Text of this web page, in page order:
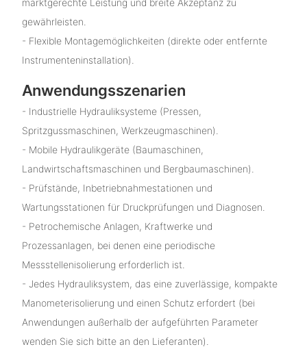
marktgerechte Leistung und breite Akzeptanz zu
gewährleisten.
- Flexible Montagemöglichkeiten (direkte oder entfernte
Instrumenteninstallation).
Anwendungsszenarien
- Industrielle Hydrauliksysteme (Pressen,
Spritzgussmaschinen, Werkzeugmaschinen).
- Mobile Hydraulikgeräte (Baumaschinen,
Landwirtschaftsmaschinen und Bergbaumaschinen).
- Prüfstände, Inbetriebnahmestationen und
Wartungsstationen für Druckprüfungen und Diagnosen.
- Petrochemische Anlagen, Kraftwerke und
Prozessanlagen, bei denen eine periodische
Messstellenisolierung erforderlich ist.
- Jedes Hydrauliksystem, das eine zuverlässige, kompakte
Manometerisolierung und einen Schutz erfordert (bei
Anwendungen außerhalb der aufgeführten Parameter
wenden Sie sich bitte an den Lieferanten).